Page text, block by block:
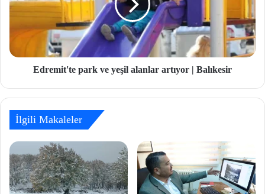
Edremit'te park ve yeşil alanlar artıyor | Balıkesir
İlgili Makaleler